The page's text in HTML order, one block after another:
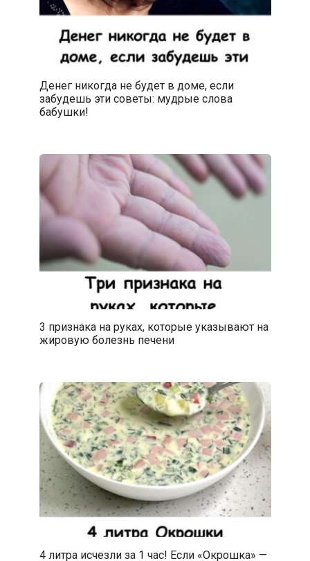
Денег никогда не будет в доме, если
забудешь эти советы: мудрые слова
бабушки!
3 признака на руках, которые указывают на
жировую болезнь печени
4 литра исчезли за 1 час! Если «Окрошка» —